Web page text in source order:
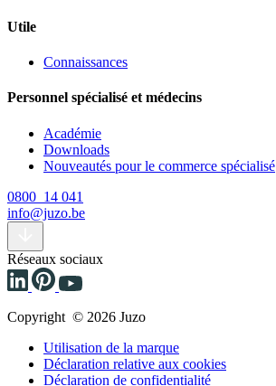
Utile
Connaissances
Personnel spécialisé et médecins
Académie
Downloads
Nouveautés pour le commerce spécialisé
0800 14 041
info@juzo.be
Réseaux sociaux
Copyright © 2026 Juzo
Utilisation de la marque
Déclaration relative aux cookies
Déclaration de confidentialité